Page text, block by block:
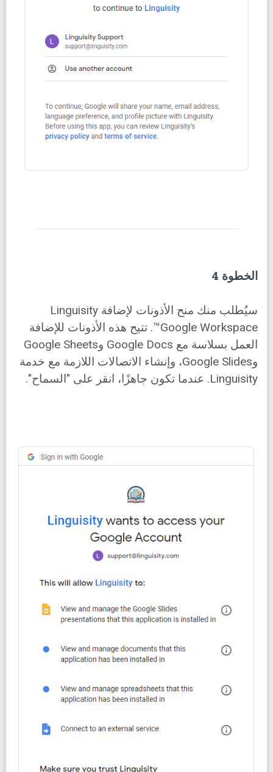
الخطوة 4
سيُطلب منك منح الأذونات لإضافة Linguisity
Google Workspace™. تتيح هذه الأذونات للإضافة
العمل بسلاسة مع Google Docs وGoogle Sheets
وGoogle Slides، وإنشاء الاتصالات اللازمة مع خدمة
Linguisity. عندما تكون جاهزًا، انقر على "السماح".